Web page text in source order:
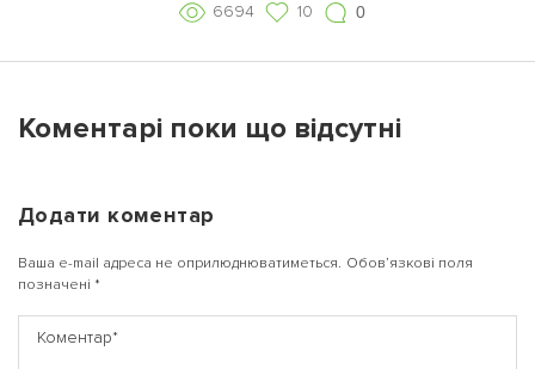
6694 10 0
Коментарі поки що відсутні
Додати коментар
Ваша e-mail адреса не оприлюднюватиметься. Обов’язкові поля
позначені *